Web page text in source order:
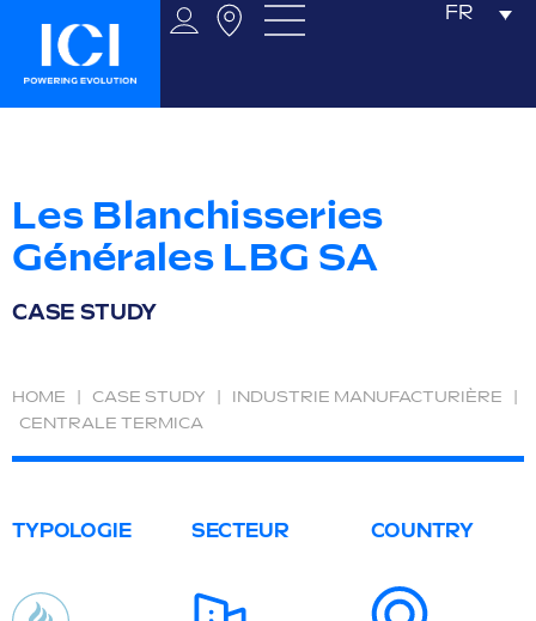
FR
Les Blanchisseries
Générales LBG SA
CASE STUDY
HOME CASE STUDY INDUSTRIE MANUFACTURIÈRE
CENTRALE TERMICA
TYPOLOGIE SECTEUR COUNTRY